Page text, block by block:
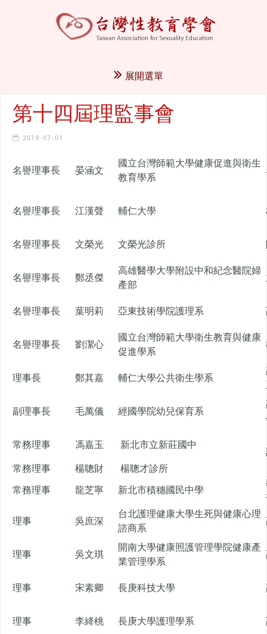
展開選單
第十四屆理監事會
2019-07-01
名譽理事長 晏涵文
國立台灣師範大學健康促進與衛生
教育學系
名譽理事長 江漢聲 輔仁大學
名譽理事長 文榮光 文榮光診所
名譽理事長 鄭丞傑
高雄醫學大學附設中和紀念醫院婦
產部
名譽理事長 葉明莉 亞東技術學院護理系
名譽理事長 劉潔心
國立台灣師範大學衛生教育與健康
促進學系
理事長 鄭其嘉 輔仁大學公共衛生學系
副理事長 毛萬儀 經國學院幼兒保育系
常務理事 馮嘉玉 新北市立新莊國中
常務理事
楊聰財 楊聰才診所
常務理事 龍芝寧 新北市積穗國民中學
理事 吳庶深
台北護理健康大學生死與健康心理
諮商系
理事 吳文琪
開南大學健康照護管理學院健康產
業管理學系
理事 宋素卿 長庚科技大學
理事 李絳桃 長庚大學護理學系